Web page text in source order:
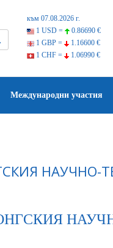
към 07.08.2026 г.
1 USD =
0.86690 €
1 GBP =
1.16600 €
1 CHF =
1.06990 €
Международни участия
НАУЧНО-